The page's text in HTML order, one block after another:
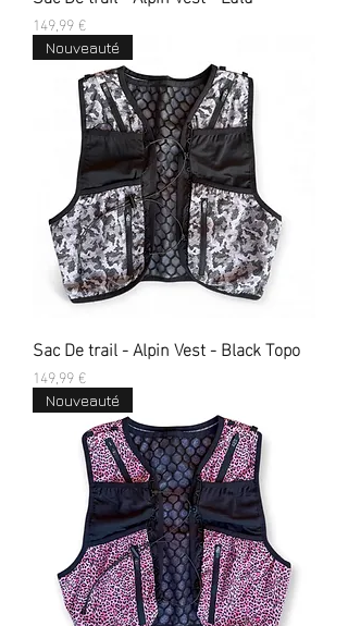
Prix
149,99 €
Nouveauté
Sac De trail - Alpin Vest - Black Topo
Prix
149,99 €
Nouveauté